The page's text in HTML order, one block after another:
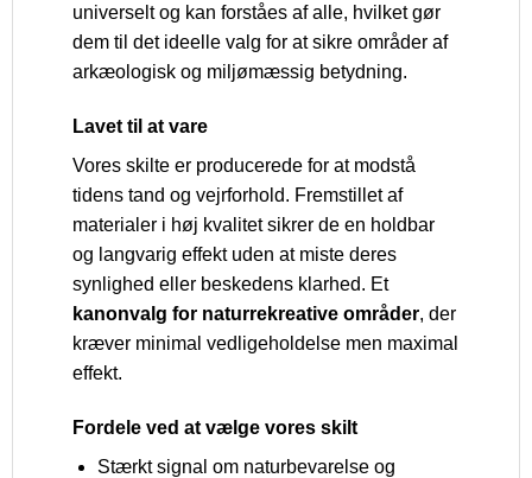
universelt og kan forståes af alle, hvilket gør
dem til det ideelle valg for at sikre områder af
arkæologisk og miljømæssig betydning.
Lavet til at vare
Vores skilte er producerede for at modstå
tidens tand og vejrforhold. Fremstillet af
materialer i høj kvalitet sikrer de en holdbar
og langvarig effekt uden at miste deres
synlighed eller beskedens klarhed. Et
kanonvalg for naturrekreative områder, der
kræver minimal vedligeholdelse men maximal
effekt.
Fordele ved at vælge vores skilt
Stærkt signal om naturbevarelse og